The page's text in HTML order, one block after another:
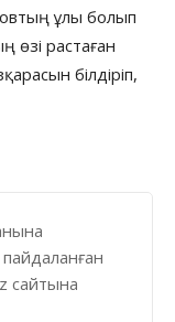
ұлы болып
өзі растаған
білдіріп,
сайтына